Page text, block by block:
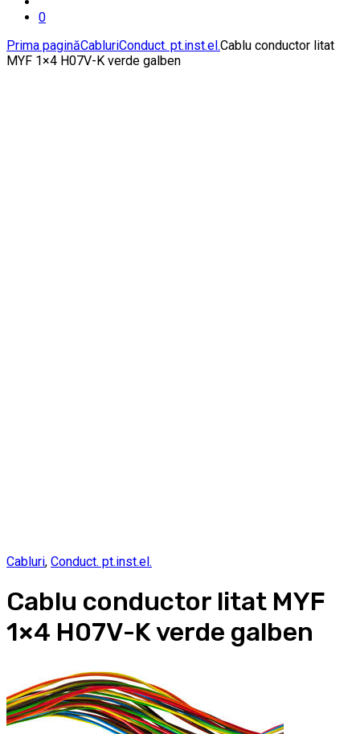
0
Prima paginăCabluriConduct. pt.inst.el.Cablu conductor litat
MYF 1×4 H07V-K verde galben
Cabluri, Conduct. pt.inst.el.
Cablu conductor litat MYF
1×4 H07V-K verde galben